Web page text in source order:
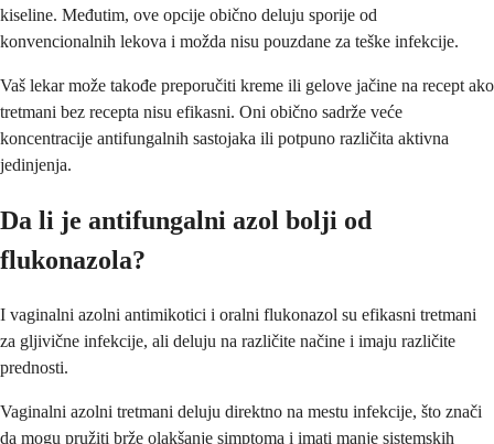
kiseline. Međutim, ove opcije obično deluju sporije od
konvencionalnih lekova i možda nisu pouzdane za teške infekcije.
Vaš lekar može takođe preporučiti kreme ili gelove jačine na recept ako
tretmani bez recepta nisu efikasni. Oni obično sadrže veće
koncentracije antifungalnih sastojaka ili potpuno različita aktivna
jedinjenja.
Da li je antifungalni azol bolji od
flukonazola?
I vaginalni azolni antimikotici i oralni flukonazol su efikasni tretmani
za gljivične infekcije, ali deluju na različite načine i imaju različite
prednosti.
Vaginalni azolni tretmani deluju direktno na mestu infekcije, što znači
da mogu pružiti brže olakšanje simptoma i imati manje sistemskih